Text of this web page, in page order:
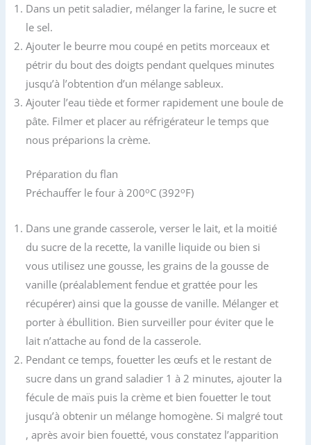
Dans un petit saladier, mélanger la farine, le sucre et
le sel.
Ajouter le beurre mou coupé en petits morceaux et
pétrir du bout des doigts pendant quelques minutes
jusqu’à l’obtention d’un mélange sableux.
Ajouter l’eau tiède et former rapidement une boule de
pâte. Filmer et placer au réfrigérateur le temps que
nous préparions la crème.
Préparation du flan
Préchauffer le four à 200oC (392oF)
Dans une grande casserole, verser le lait, et la moitié
du sucre de la recette, la vanille liquide ou bien si
vous utilisez une gousse, les grains de la gousse de
vanille (préalablement fendue et grattée pour les
récupérer) ainsi que la gousse de vanille. Mélanger et
porter à ébullition. Bien surveiller pour éviter que le
lait n’attache au fond de la casserole.
Pendant ce temps, fouetter les œufs et le restant de
sucre dans un grand saladier 1 à 2 minutes, ajouter la
fécule de maïs puis la crème et bien fouetter le tout
jusqu’à obtenir un mélange homogène. Si malgré tout
, après avoir bien fouetté, vous constatez l’apparition